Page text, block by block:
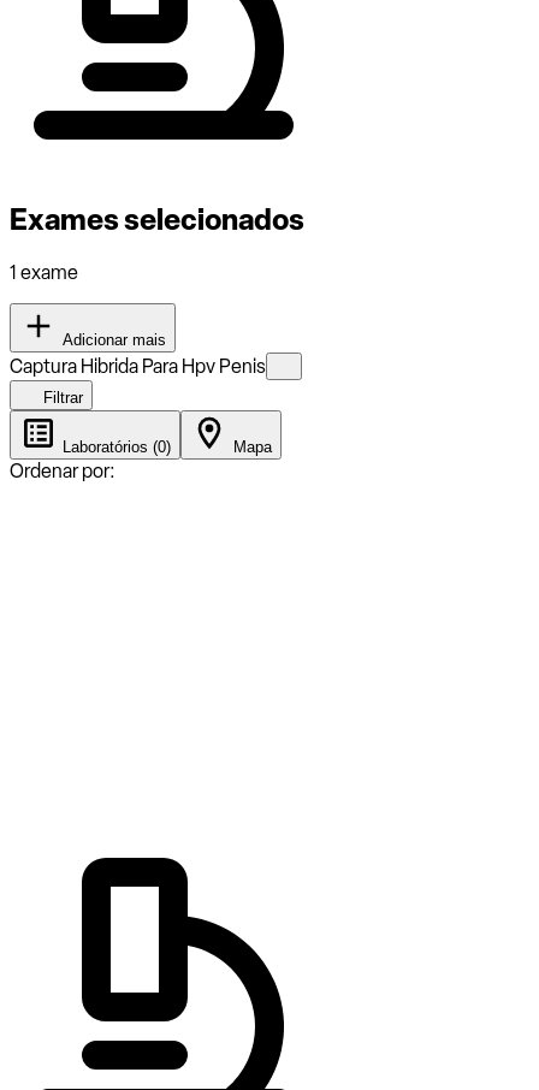
Exames selecionados
1 exame
Adicionar mais
Captura Hibrida Para Hpv Penis
Filtrar
Laboratórios (0) Mapa
Ordenar por: